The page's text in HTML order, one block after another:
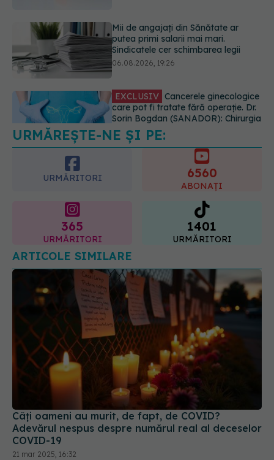
EXCLUSIV Cancerele ginecologice
care pot fi tratate fără operație. Dr.
Sorin Bogdan (SANADOR): Chirurgia
este indicată doar punctual, pentru
06.08.2026, 19:05
EXCLUSIV Brahiterapie vs
radioterapie externă în cancerul
ginecologic. Dr. Sorin Bogdan
(SANADOR) explică diferența și
cum acționează tratamentul
URMĂREȘTE-NE ȘI PE:
URMĂRITORI 6560
ABONAȚI
365
URMĂRITORI
1401
URMĂRITORI
ARTICOLE SIMILARE
Câți oameni au murit, de fapt, de COVID?
Adevărul nespus despre numărul real al deceselor
COVID-19
21 mar 2025, 16:32